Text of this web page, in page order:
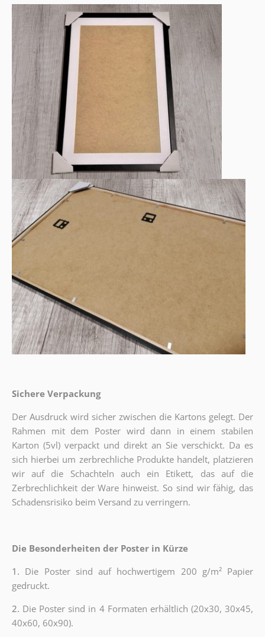
Sichere Verpackung
Der Ausdruck wird sicher zwischen die Kartons gelegt. Der
Rahmen mit dem Poster wird dann in einem stabilen
Karton (5vl) verpackt und direkt an Sie verschickt. Da es
sich hierbei um zerbrechliche Produkte handelt, platzieren
wir auf die Schachteln auch ein Etikett, das auf die
Zerbrechlichkeit der Ware hinweist. So sind wir fähig, das
Schadensrisiko beim Versand zu verringern.
Die Besonderheiten der Poster in Kürze
1. Die Poster sind auf hochwertigem 200 g/m² Papier
gedruckt.
2. Die Poster sind in 4 Formaten erhältlich (20x30, 30x45,
40x60, 60x90).